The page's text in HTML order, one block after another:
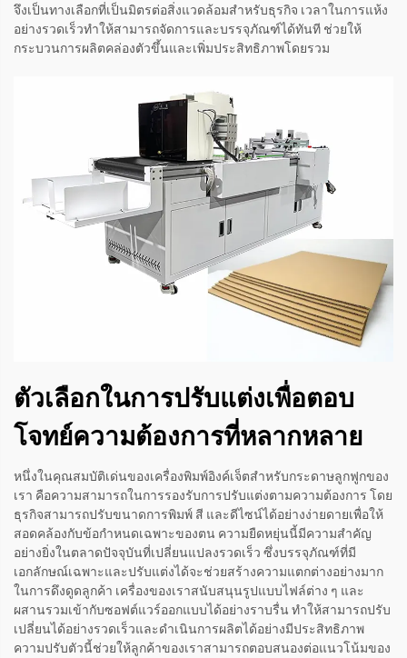
จึงเป็นทางเลือกที่เป็นมิตรต่อสิ่งแวดล้อมสำหรับธุรกิจ เวลาในการแห้ง
อย่างรวดเร็วทำให้สามารถจัดการและบรรจุภัณฑ์ได้ทันที ช่วยให้
กระบวนการผลิตคล่องตัวขึ้นและเพิ่มประสิทธิภาพโดยรวม
ตัวเลือกในการปรับแต่งเพื่อตอบ
โจทย์ความต้องการที่หลากหลาย
หนึ่งในคุณสมบัติเด่นของเครื่องพิมพ์อิงค์เจ็ตสำหรับกระดาษลูกฟูกของ
เรา คือความสามารถในการรองรับการปรับแต่งตามความต้องการ โดย
ธุรกิจสามารถปรับขนาดการพิมพ์ สี และดีไซน์ได้อย่างง่ายดายเพื่อให้
สอดคล้องกับข้อกำหนดเฉพาะของตน ความยืดหยุ่นนี้มีความสำคัญ
อย่างยิ่งในตลาดปัจจุบันที่เปลี่ยนแปลงรวดเร็ว ซึ่งบรรจุภัณฑ์ที่มี
เอกลักษณ์เฉพาะและปรับแต่งได้จะช่วยสร้างความแตกต่างอย่างมาก
ในการดึงดูดลูกค้า เครื่องของเราสนับสนุนรูปแบบไฟล์ต่าง ๆ และ
ผสานรวมเข้ากับซอฟต์แวร์ออกแบบได้อย่างราบรื่น ทำให้สามารถปรับ
เปลี่ยนได้อย่างรวดเร็วและดำเนินการผลิตได้อย่างมีประสิทธิภาพ
ความปรับตัวนี้ช่วยให้ลูกค้าของเราสามารถตอบสนองต่อแนวโน้มของ